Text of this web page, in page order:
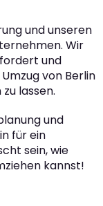
und unseren
Wir
und
von Berlin
lassen.
und
für ein
sein, wie
kannst!